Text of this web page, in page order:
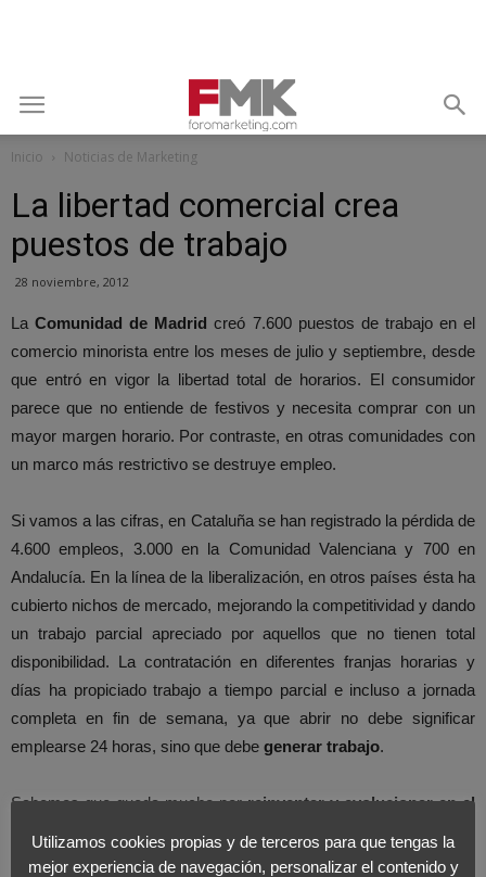
Inicio Noticias de Marketing
La libertad comercial crea
puestos de trabajo
28 noviembre, 2012
LaComunidad de Madridcreó 7.600 puestos de trabajo en el
comercio minorista entre los meses de julio y septiembre, desde
que entró en vigor la libertad total de horarios. El consumidor
parece que no entiende de festivos y necesita comprar con un
mayor margen horario. Por contraste, en otras comunidades con
un marco más restrictivo se destruye empleo.
Si vamos a las cifras, en Cataluña se han registrado la pérdida de
4.600 empleos, 3.000 en la Comunidad Valenciana y 700 en
Andalucía. En la línea de la liberalización, en otros países ésta ha
cubierto nichos de mercado, mejorando la competitividad y dando
un trabajo parcial apreciado por aquellos que no tienen total
disponibilidad. La contratación en diferentes franjas horarias y
días ha propiciado trabajo a tiempo parcial e incluso a jornada
completa en fin de semana, ya que abrir no debe significar
emplearse 24 horas, sino que debe generar trabajo.
Sabemos que queda mucho porreinventar y evolucionar en el
decreto: la verdadera justificación para estas decisiones debe ser
Utilizamos cookies propias y de terceros para que tengas la
mejor experiencia de navegación, personalizar el contenido y